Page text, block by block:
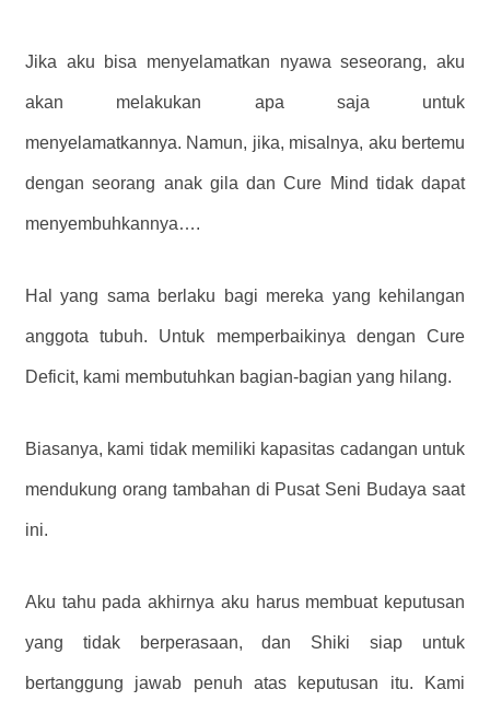
Jika aku bisa menyelamatkan nyawa seseorang, aku
akan melakukan apa saja untuk
menyelamatkannya. Namun, jika, misalnya, aku bertemu
dengan seorang anak gila dan Cure Mind tidak dapat
menyembuhkannya….
Hal yang sama berlaku bagi mereka yang kehilangan
anggota tubuh. Untuk memperbaikinya dengan Cure
Deficit, kami membutuhkan bagian-bagian yang hilang.
Biasanya, kami tidak memiliki kapasitas cadangan untuk
mendukung orang tambahan di Pusat Seni Budaya saat
ini.
Aku tahu pada akhirnya aku harus membuat keputusan
yang tidak berperasaan, dan Shiki siap untuk
bertanggung jawab penuh atas keputusan itu. Kami